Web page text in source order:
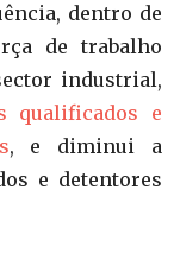
dentro de
de trabalho
industrial,
qualificados e
, e diminui a
e detentores